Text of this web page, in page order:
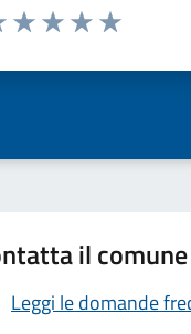
da 1 a 5 stelle la pagina
il comune
Leggi le domande